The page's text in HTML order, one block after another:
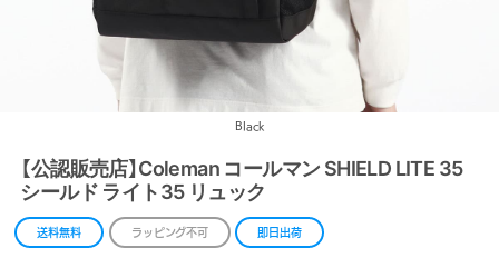
Black
【公認販売店】Coleman コールマン SHIELD LITE 35
シールド ライト35 リュック
送料無料 ラッピング不可 即日出荷